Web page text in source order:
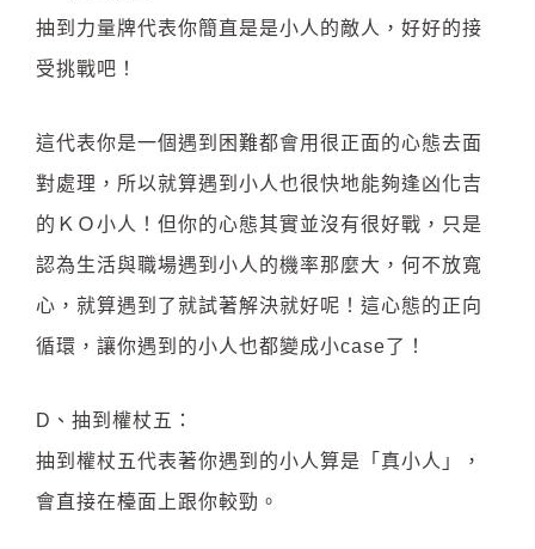
抽到力量牌代表你簡直是是小人的敵人，好好的接
受挑戰吧！
這代表你是一個遇到困難都會用很正面的心態去面
對處理，所以就算遇到小人也很快地能夠逢凶化吉
的ＫＯ小人！但你的心態其實並沒有很好戰，只是
認為生活與職場遇到小人的機率那麼大，何不放寬
心，就算遇到了就試著解決就好呢！這心態的正向
循環，讓你遇到的小人也都變成小case了！
D、抽到權杖五：
抽到權杖五代表著你遇到的小人算是「真小人」，
會直接在檯面上跟你較勁。